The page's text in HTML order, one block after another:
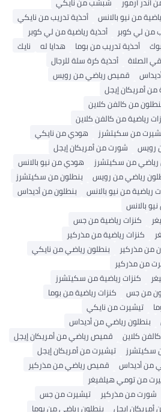
من نيو بالانس
أحذية تدريب من نايكي
لي كوبر
أحذية رياضية من لي كوبر
أحذية تدريب من بوما هدايا له
نايك
الصلاة
أحذية كرة سلة للرجال
قميص رياضي من رويس
من أمريكان إيجل
من كالفن كلاين
رياضية من كالفن كلاين
من سكيتشرز
هودي من نايكي
رويس
شورت من أمريكان إيجل
رياضي من سكيتشرز
هودي من نيو بالانس
رياضي من رويس
بنطلون من سكيتشرز
رياضية من نيو بالانس
بنطلون من أديداس
بالانس
كنزات رياضية من جس
كنزات رياضية من مذركير
من مذركير
بنطلون رياضي من نايكي
من مذركير
كنزات رياضية من سكيتشرز
من جس
كنزات رياضية من بوما
تيشيرت من نايكي
بنطلون رياضي من أديداس
كلاين
قميص رياضي من أمريكان إيجل
تيشيرت من أمريكان إيجل
من أديداس
قميص رياضي من مذركير
من تومي هيلفيغر
شورت من مذركير
تيشيرت من جس
أمريكان إيجل
بنطلون رياضي من بوما